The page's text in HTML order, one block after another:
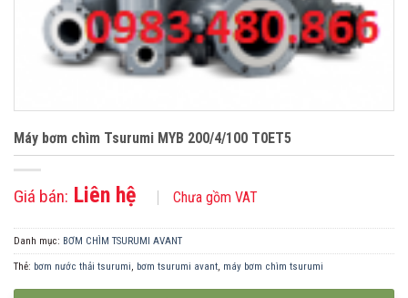
Máy bơm chìm Tsurumi MYB 200/4/100 T0ET5
Giá bán: Liên hệ Chưa gồm VAT
Danh mục: BƠM CHÌM TSURUMI AVANT
Thẻ: bơm nước thải tsurumi, bơm tsurumi avant, máy bơm chìm tsurumi